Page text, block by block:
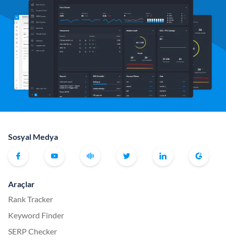
Sosyal Medya
Araçlar
Rank Tracker
Keyword Finder
SERP Checker